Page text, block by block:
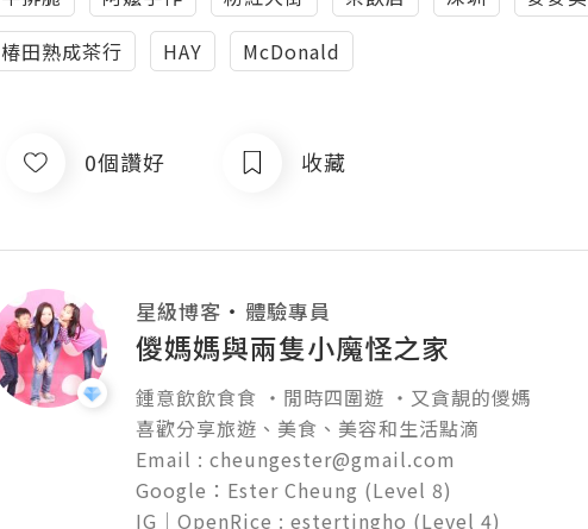
椿田熟成茶行
HAY McDonald
0個讚好 收藏
星級博客 ・ 體驗專員
儍媽媽與兩隻小魔怪之家
鍾意飲飲食食 ‧閒時四圍遊 ‧又貪靚的儍媽
喜歡分享旅遊、美食、美容和生活點滴
Email : cheungester@gmail.com
Google：Ester Cheung (Level 8)